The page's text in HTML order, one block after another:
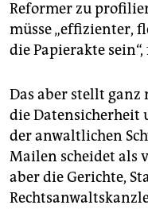
Reformer zu
müsse „effizienter,
die Papierakte
Das aber stellt ganz
die Datensicherheit
der anwaltlichen
Mailen scheidet als
aber die Gerichte,